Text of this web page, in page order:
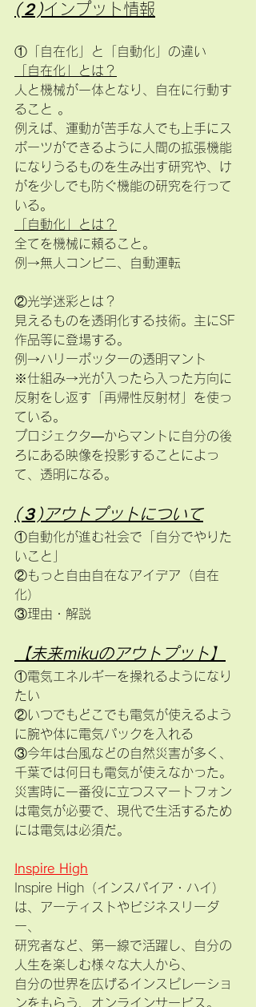
(２)インプット情報
①「自在化」と「自動化」の違い
「自在化」とは？
人と機械が一体となり、自在に行動す
ること 。
例えば、運動が苦手な人でも上手にス
ポーツができるように人間の拡張機能
になりうるものを生み出す研究や、け
がを少しでも防ぐ機能の研究を行って
いる。
「自動化」とは？
全てを機械に頼ること。
例→無人コンビニ、自動運転
②光学迷彩とは？
見えるものを透明化する技術。主にSF
作品等に登場する。
例→ハリーポッターの透明マント
※仕組み→光が入ったら入った方向に
反射をし返す「再帰性反射材」を使っ
ている。
プロジェクタ―からマントに自分の後
ろにある映像を投影することによっ
て、透明になる。
(３)アウトプットについて
①自動化が進む社会で「自分でやりた
いこと」
②もっと自由自在なアイデア（自在
化）
③理由・解説
【未来mikuのアウトプット】
①電気エネルギーを操れるようになり
たい
②いつでもどこでも電気が使えるよう
に腕や体に電気パックを入れる
③今年は台風などの自然災害が多く、
千葉では何日も電気が使えなかった。
災害時に一番役に立つスマートフォン
は電気が必要で、現代で生活するため
には電気は必須だ。
Inspire High
Inspire High（インスパイア・ハイ）
は、アーティストやビジネスリーダ
ー、
研究者など、第一線で活躍し、自分の
人生を楽しむ様々な大人から、
自分の世界を広げるインスピレーショ
ンをもらう、オンラインサービス。